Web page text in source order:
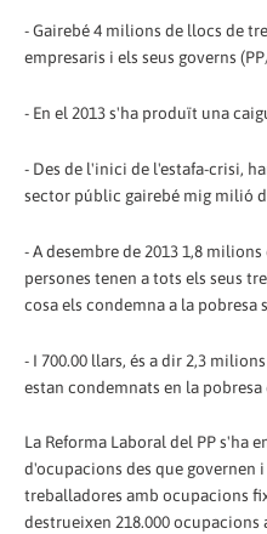
- Gairebé 4 milions de llocs de
empresaris i els seus governs
- En el 2013 s'ha produït una
- Des de l'inici de l'estafa-crisi,
sector públic gairebé mig milió
- A desembre de 2013 1,8
persones tenen a tots els seus
cosa els condemna a la pobresa
- I 700.00 llars, és a dir 2,3
estan condemnats en la pobresa
La Reforma Laboral del PP s'ha
d'ocupacions des que governen
treballadores amb ocupacions
destrueixen 218.000 ocupacions